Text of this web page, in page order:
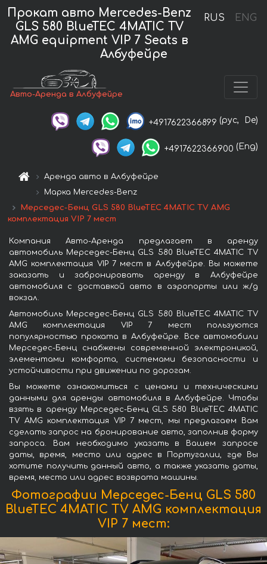
RUS ENG
Прокат авто Mercedes-Benz
GLS 580 BlueTEC 4MATIC TV
AMG equipment VIP 7 Seats в
Албуфейре
Авто-Аренда в Албуфейре
+4917622366899 (рус, De)
+4917622366900 (Eng)
Аренда авто в Албуфейре
Марка Mercedes-Benz
Мерседес-Бенц GLS 580 BlueTEC 4MATIC TV AMG
комплектация VIP 7 мест
Компания Авто-Аренда предлагает в аренду
автомобиль Мерседес-Бенц GLS 580 BlueTEC 4MATIC TV
AMG комплектация VIP 7 мест в Албуфейре. Вы можете
заказать и забронировать аренду в Албуфейре
автомобиля с доставкой авто в аэропорты или ж/д
вокзал.
Автомобиль Мерседес-Бенц GLS 580 BlueTEC 4MATIC TV
AMG комплектация VIP 7 мест пользуются
популярностью проката в Албуфейре. Все автомобили
Мерседес-Бенц снабжены современной электроникой,
элементами комфорта, системами безопасности и
устойчивости при движении по дорогам.
Вы можете ознакомиться с ценами и техническими
данными для аренды автомобиля в Албуфейре. Чтобы
взять в аренду Мерседес-Бенц GLS 580 BlueTEC 4MATIC
TV AMG комплектация VIP 7 мест, мы предлагаем Вам
сделать запрос на бронирование авто, заполнив форму
запроса. Вам необходимо указать в Вашем запросе
даты, время, место или адрес в Португалии, где Вы
хотите получить данный авто, а также указать даты,
время, место или адрес возврата машины.
Фотографии Мерседес-Бенц GLS 580
BlueTEC 4MATIC TV AMG комплектация
VIP 7 мест: